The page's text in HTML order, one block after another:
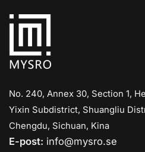
No. 240, Annex 30, Section 1,
Yixin Subdistrict, Shuangliu
Chengdu, Sichuan, Kina
E-post: info@mysro.se